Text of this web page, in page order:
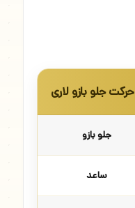
جلو بازو لاری
جلو بازو
ساعد